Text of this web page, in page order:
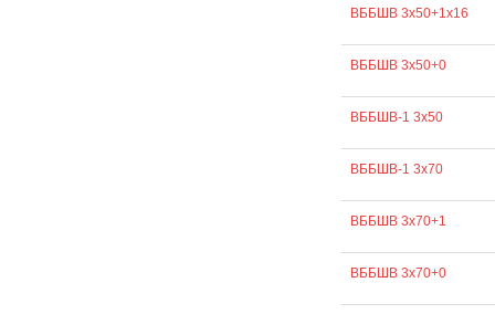
ВББШВ 3х50+1х16
ВББШВ 3х50+0
ВББШВ-1 3х50
ВББШВ-1 3х70
ВББШВ 3х70+1
ВББШВ 3х70+0